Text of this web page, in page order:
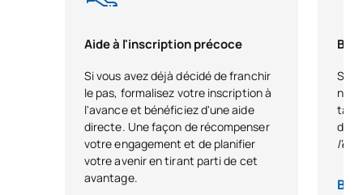
Aide à l'inscription précoce
Si vous avez déjà décidé de franchir
le pas, formalisez votre inscription à
l'avance et bénéficiez d'une aide
directe. Une façon de récompenser
votre engagement et de planifier
votre avenir en tirant parti de cet
avantage.
Si